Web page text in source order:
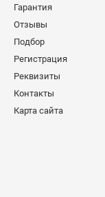
Гарантия
Отзывы
Подбор
Регистрация
Реквизиты
Контакты
Карта сайта